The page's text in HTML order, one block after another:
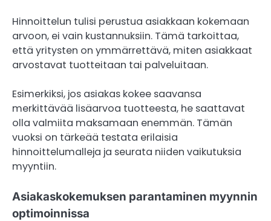
Hinnoittelun tulisi perustua asiakkaan kokemaan
arvoon, ei vain kustannuksiin. Tämä tarkoittaa,
että yritysten on ymmärrettävä, miten asiakkaat
arvostavat tuotteitaan tai palveluitaan.
Esimerkiksi, jos asiakas kokee saavansa
merkittävää lisäarvoa tuotteesta, he saattavat
olla valmiita maksamaan enemmän. Tämän
vuoksi on tärkeää testata erilaisia
hinnoittelumalleja ja seurata niiden vaikutuksia
myyntiin.
Asiakaskokemuksen parantaminen myynnin
optimoinnissa